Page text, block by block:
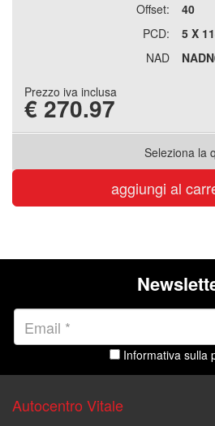
Offset:
40
PCD:
5 X
NAD
Prezzo iva inclusa
€ 270.97
Seleziona la
aggiungi al
Informativa sulla
Autocentro Vitale